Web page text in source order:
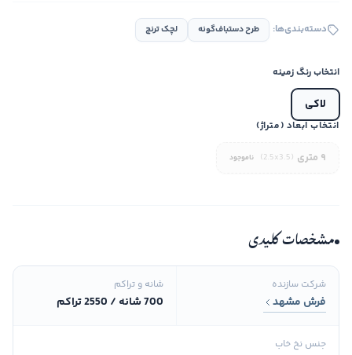
دسته‌بندی‌ها: طرح دستباف‌گونه لچک ترنج
انتخاب رنگ زمینه
لاکی
انتخاب ابعاد (متراژ)
۹ متری (2.5x3.5) ناموجود
مشخصات کلیدی
شرکت سازنده
فرش مشهد
شانه و تراکم
700 شانه / 2550 تراکم
جنس نخ خاب